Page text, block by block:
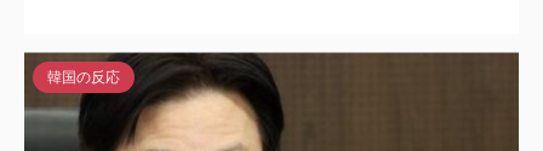
韓国の反応